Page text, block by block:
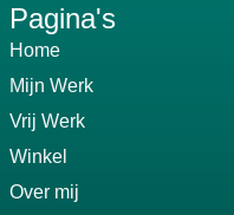
Pagina's
Home
Mijn Werk
Vrij Werk
Winkel
Over mij